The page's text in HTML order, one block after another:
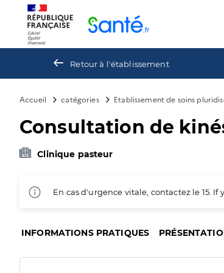
Retour à l'établissement
Accueil catégories Etablissement de soins
Consultation de
Clinique pasteur
En cas d'urgence vitale, contactez le 15.
INFORMATIONS PRATIQUES
Panneau de gestion des cookies